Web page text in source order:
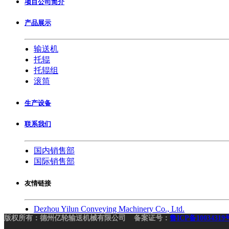
项目公司简介
产品展示
输送机
托辊
托辊组
滚筒
生产设备
联系我们
国内销售部
国际销售部
友情链接
Dezhou Yilun Conveying Machinery Co., Ltd.
版权所有：德州亿轮输送机械有限公司 备案证号： 鲁ICP备10034319